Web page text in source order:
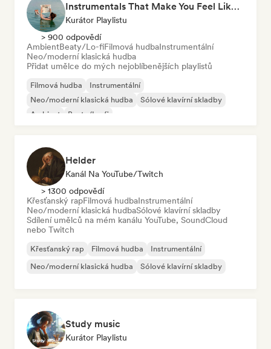
Instrumentals That Make You Feel Like Floating
Kurátor Playlistu
> 900 odpovědí
AmbientBeaty/Lo-fiFilmová hudbaInstrumentální
Neo/moderní klasická hudba
Přidat umělce do mých nejoblíbenějších playlistů
Filmová hudba
Instrumentální
Neo/moderní klasická hudba
Sólové klavírní skladby
Ambient
Beaty/Lo-fi
Helder
Kanál Na YouTube/Twitch
> 1300 odpovědí
Křesťanský rapFilmová hudbaInstrumentální
Neo/moderní klasická hudbaSólové klavírní skladby
Sdílení umělců na mém kanálu YouTube, SoundCloud
nebo Twitch
Křesťanský rap Filmová hudba
Instrumentální
Neo/moderní klasická hudba
Sólové klavírní skladby
Study music
Kurátor Playlistu